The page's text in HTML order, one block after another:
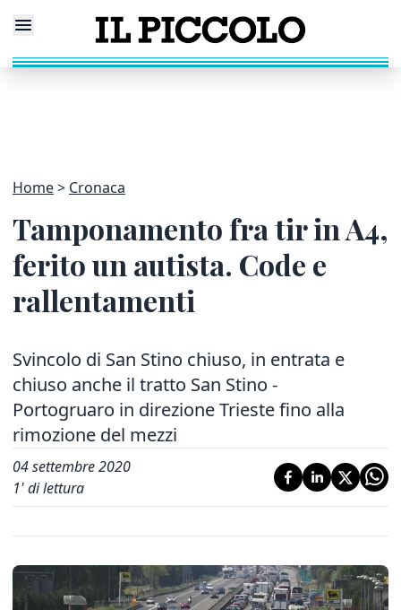
Home Cronaca
Tamponamento fra tir in A4,
ferito un autista. Code e
rallentamenti
Svincolo di San Stino chiuso, in entrata e
chiuso anche il tratto San Stino -
Portogruaro in direzione Trieste fino alla
rimozione del mezzi
04 settembre 2020
1' di lettura